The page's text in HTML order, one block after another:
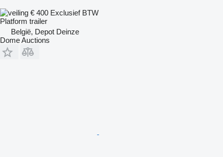
€ 400 Exclusief BTW
Platform trailer
België, Depot Deinze
Dome Auctions